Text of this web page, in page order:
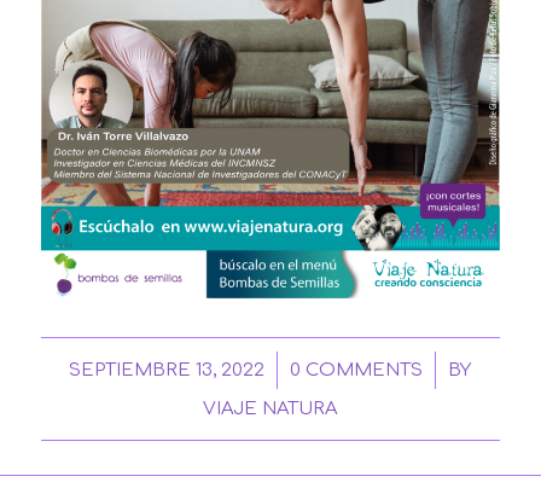
SEPTIEMBRE 13, 2022
/ 0 COMMENTS
/
BY
VIAJE NATURA